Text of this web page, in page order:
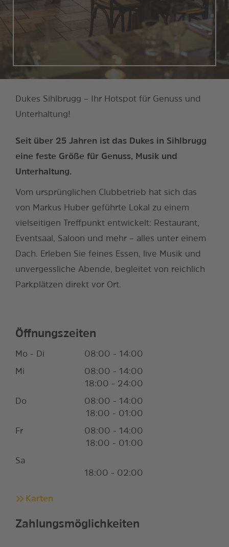
Dukes Sihlbrugg – Ihr Hotspot für Genuss und
Unterhaltung!
Seit über 25 Jahren ist das Dukes in Sihlbrugg
eine feste Größe für Genuss, Musik und
Unterhaltung.
Vom ursprünglichen Clubbetrieb hat sich das
von Markus Huber geführte Lokal zu einem
vielseitigen Treffpunkt entwickelt: Restaurant,
Eventsaal, Saloon und mehr – alles unter einem
Dach. Erleben Sie feines Essen, live Musik und
unvergessliche Abende, begleitet von reichlich
Parkplätzen direkt vor Ort.
Öffnungszeiten
Mo - Di
08:00 - 14:00
Mi
08:00 - 14:00
18:00 - 24:00
Do
08:00 - 14:00
18:00 - 01:00
Fr
08:00 - 14:00
18:00 - 01:00
Sa
18:00 - 02:00
Karten
Zahlungsmöglichkeiten